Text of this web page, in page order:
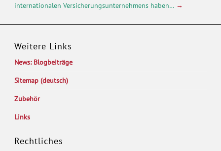
internationalen Versicherungsunternehmens haben… →
Weitere Links
News: Blogbeiträge
Sitemap (deutsch)
Zubehör
Links
Rechtliches